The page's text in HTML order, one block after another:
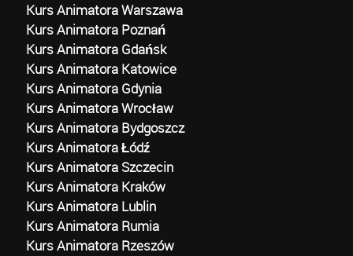
Kurs Animatora Warszawa
Kurs Animatora Poznań
Kurs Animatora Gdańsk
Kurs Animatora Katowice
Kurs Animatora Gdynia
Kurs Animatora Wrocław
Kurs Animatora Bydgoszcz
Kurs Animatora Łódź
Kurs Animatora Szczecin
Kurs Animatora Kraków
Kurs Animatora Lublin
Kurs Animatora Rumia
Kurs Animatora Rzeszów